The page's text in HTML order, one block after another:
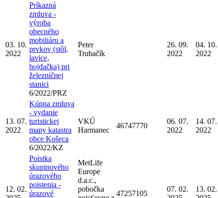
03. 10.
2022
Príkazná
zmluva -
výroba
obecného
mobiliáru a
prvkov (stôl,
lavice,
hojdačka) pri
železničnej
stanici
6/2022/PRZ
Peter
Trubačík
26. 09.
2022
04. 10.
2022
13. 07.
2022
Kúpna zmluva
- vydanie
turistickej
mapy katastra
obce Košeca
6/2022/KZ
VKÚ
Harmanec
46747770
06. 07.
2022
14. 07.
2022
12. 02.
Poistka
skupinového
úrazového
poistenia -
úrazové
MetLife
Europe
d.a.c.,
pobočka
47257105
07. 02.
13. 02.